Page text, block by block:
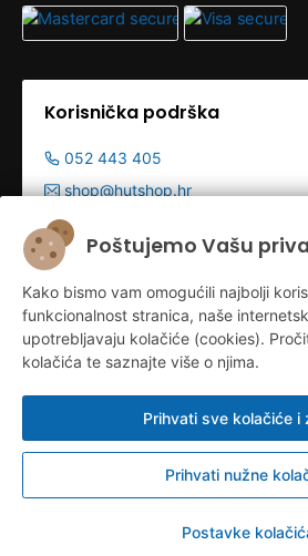
Poštujemo Vašu
Kako bismo vam omogućili najbolji
funkcionalnost stranica, naše
upotrebljavaju kolačiće (cookies).
kolačića te saznajte više o njima.
Postavke
Prihvati nužne
Prihvati sve kolačiće i
Korisnička podrška
052 443 405
shop@hutshop.hr
Radno vrijeme:
Pon - Pet 9:00-19:00h
Sub 9:00-13:00
Konfiguriraj
© HUT d.o.o. 2026.